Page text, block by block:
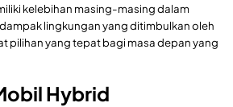
kelebihan masing-masing dalam
lingkungan yang ditimbulkan oleh
pilihan yang tepat bagi masa depan yang
Hybrid